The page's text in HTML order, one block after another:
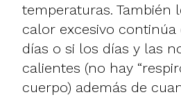
temperaturas. También
calor excesivo continúa
días o si los días y las
calientes (no hay
cuerpo) además de